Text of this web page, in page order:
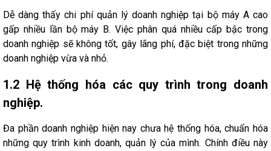
Dễ dàng thấy chi phí quản lý doanh nghiệp tại bộ máy A cao
gấp nhiều lần bộ máy B. Việc phân quá nhiều cấp bậc trong
doanh nghiệp sẽ không tốt, gây lãng phí, đặc biệt trong những
doanh nghiệp vừa và nhỏ.
1.2 Hệ thống hóa các quy trình trong doanh
nghiệp.
Đa phần doanh nghiệp hiện nay chưa hệ thống hóa, chuẩn hóa
những quy trình kinh doanh, quản lý của mình. Chính điều này